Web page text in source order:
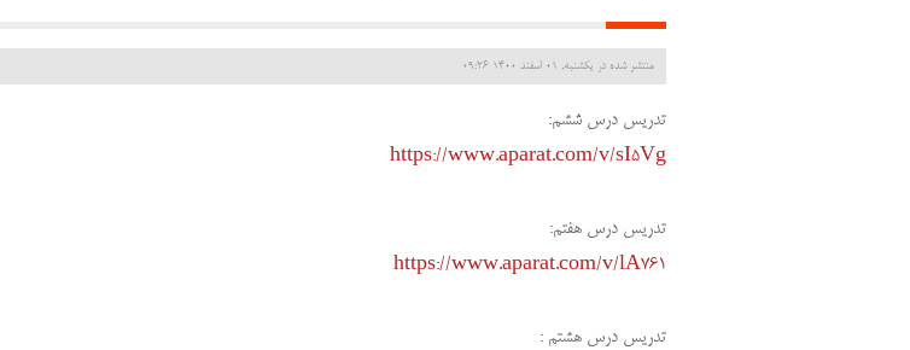
منتشر شده در یکشنبه, 01 اسفند 1400 09:26
تدریس درس ششم:
https://www.aparat.com/v/sI5Vg
تدریس درس هفتم:
https://www.aparat.com/v/lA761
تدریس درس هشتم :